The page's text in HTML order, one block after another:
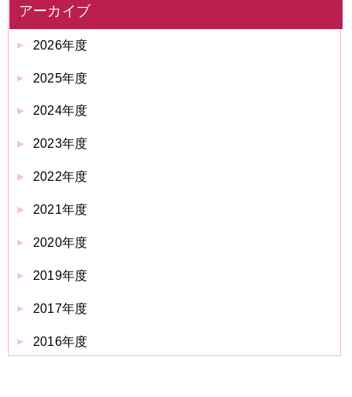
アーカイブ
2026年度
2025年度
2024年度
2023年度
2022年度
2021年度
2020年度
2019年度
2017年度
2016年度